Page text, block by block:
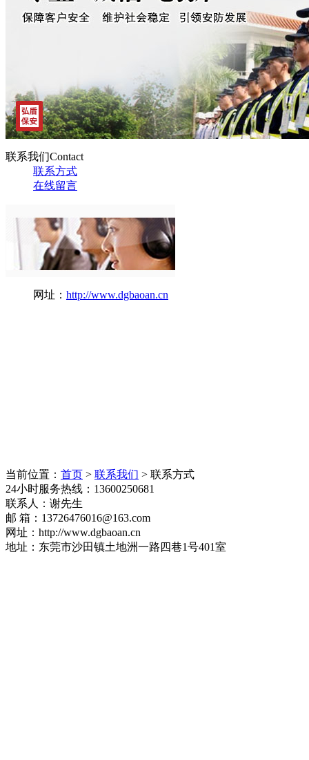
联系我们Contact
联系方式
在线留言
网址： http://www.dgbaoan.cn
当前位置： 首页 > 联系我们 > 联系方式
24小时服务热线： 13600250681
联系人：谢先生
邮 箱： 13726476016@163.com
网址：http://www.dgbaoan.cn
地址：东莞市沙田镇土地洲一路四巷1号401室